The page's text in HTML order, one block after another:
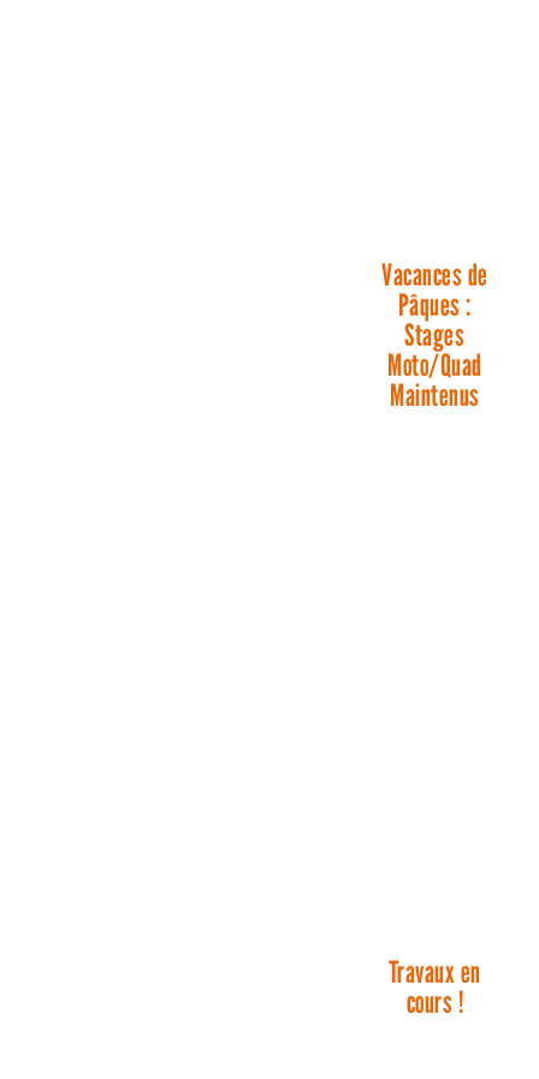
Vacances de
Pâques :
Stages
Moto/Quad
Maintenus
Travaux en
cours !